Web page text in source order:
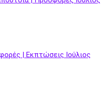
| Εκπτώσεις Ιούλιος